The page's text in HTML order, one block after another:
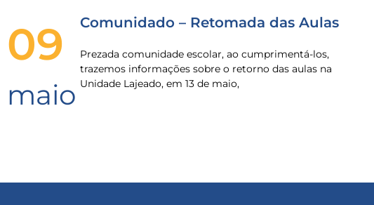
09
maio
Comunidado – Retomada das Aulas
Prezada comunidade escolar, ao cumprimentá-los,
trazemos informações sobre o retorno das aulas na
Unidade Lajeado, em 13 de maio,